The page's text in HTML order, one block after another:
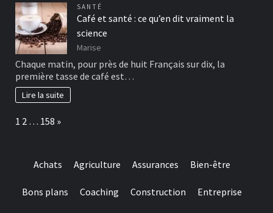
SANTÉ
Café et santé : ce qu’en dit vraiment la
science
Marise
Chaque matin, pour près de huit Français sur dix, la
première tasse de café est…
Lire la suite
Page:
1 2 … 158 Next
»
Achats Agriculture Assurances Bien-être
Bons plans Coaching Construction Entreprise